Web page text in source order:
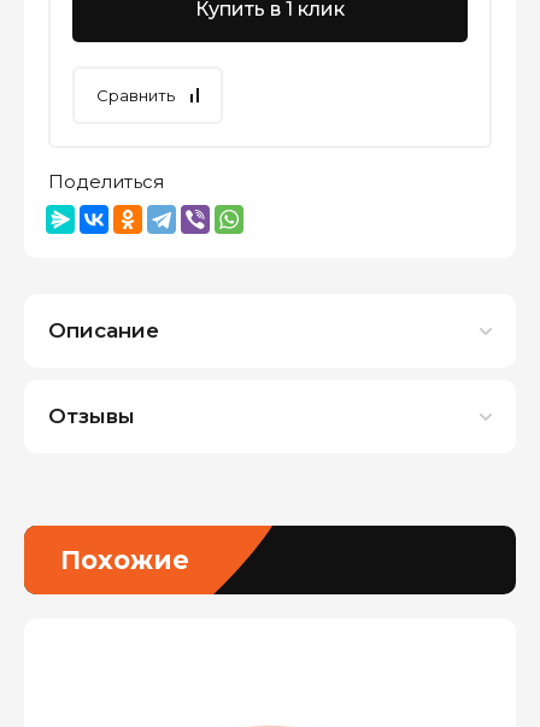
Купить в 1 клик
Сравнить
Поделиться
Описание
Отзывы
Похожие